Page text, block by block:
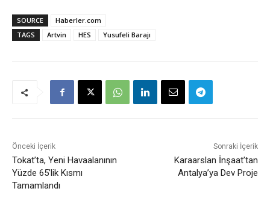
SOURCE
Haberler.com
TAGS
Artvin HES Yusufeli Barajı
Önceki İçerik
Tokat’ta, Yeni Havaalanının
Yüzde 65’lik Kısmı
Tamamlandı
Sonraki İçerik
Karaarslan İnşaat’tan
Antalya’ya Dev Proje